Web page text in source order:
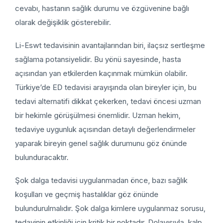
cevabı, hastanın sağlık durumu ve özgüvenine bağlı
olarak değişiklik gösterebilir.
Li-Eswt tedavisinin avantajlarından biri, ilaçsız sertleşme
sağlama potansiyelidir. Bu yönü sayesinde, hasta
açısından yan etkilerden kaçınmak mümkün olabilir.
Türkiye’de ED tedavisi arayışında olan bireyler için, bu
tedavi alternatifi dikkat çekerken, tedavi öncesi uzman
bir hekimle görüşülmesi önemlidir. Uzman hekim,
tedaviye uygunluk açısından detaylı değerlendirmeler
yaparak bireyin genel sağlık durumunu göz önünde
bulunduracaktır.
Şok dalga tedavisi uygulanmadan önce, bazı sağlık
koşulları ve geçmiş hastalıklar göz önünde
bulundurulmalıdır. Şok dalga kimlere uygulanmaz sorusu,